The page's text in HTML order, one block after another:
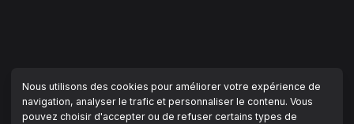
Nous utilisons des cookies pour améliorer votre expérience de
navigation, analyser le trafic et personnaliser le contenu. Vous
pouvez choisir d'accepter ou de refuser certains types de